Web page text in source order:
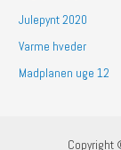
Julepynt 2020
Varme hveder
Madplanen uge 12
Copyright